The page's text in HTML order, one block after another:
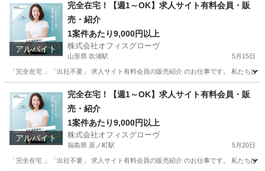
アルバイト
完全在宅！【週1～OK】求人サイト有料会員・販
売・紹介
1案件あたり9,000円以上
株式会社オフィスグローヴ
山形県 吹浦駅 5月15日
「完全在宅 」「出社不要」 求人サイト有料会員の販売紹介 のお仕事です。 私たち
吹浦駅 営業 求人サイト
アルバイト
完全在宅！【週1～OK】求人サイト有料会員・販
売・紹介
1案件あたり9,000円以上
株式会社オフィスグローヴ
福島県 原ノ町駅 5月20日
「完全在宅 」「出社不要」 求人サイト有料会員の販売紹介 のお仕事です。 私たち